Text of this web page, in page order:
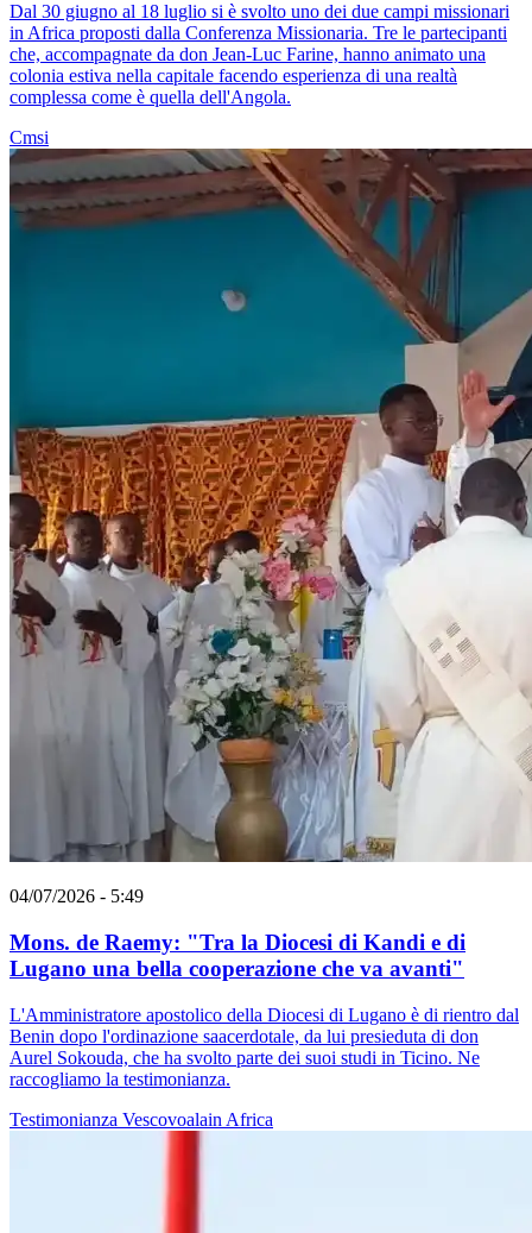
Dal 30 giugno al 18 luglio si è svolto uno dei due campi missionari
in Africa proposti dalla Conferenza Missionaria. Tre le partecipanti
che, accompagnate da don Jean-Luc Farine, hanno animato una
colonia estiva nella capitale facendo esperienza di una realtà
complessa come è quella dell'Angola.
Cmsi
04/07/2026 - 5:49
Mons. de Raemy: "Tra la Diocesi di Kandi e di
Lugano una bella cooperazione che va avanti"
L'Amministratore apostolico della Diocesi di Lugano è di rientro dal
Benin dopo l'ordinazione saacerdotale, da lui presieduta di don
Aurel Sokouda, che ha svolto parte dei suoi studi in Ticino. Ne
raccogliamo la testimonianza.
Testimonianza Vescovoalain Africa